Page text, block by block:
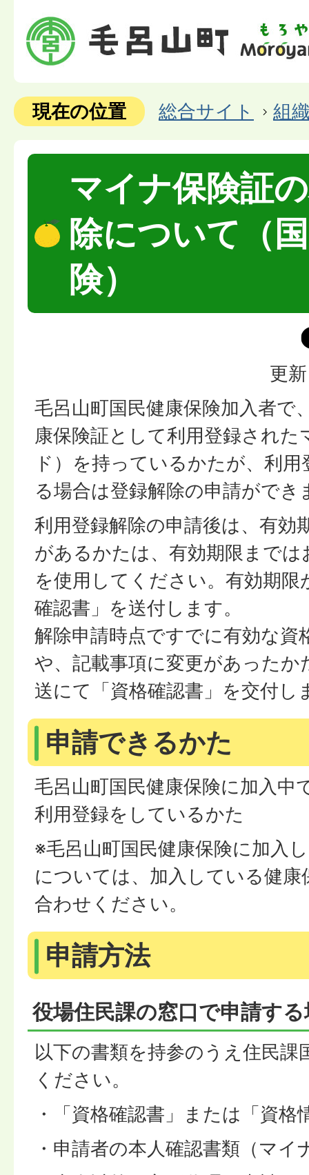
現在の位置 総合サイト 組
マイナ保険証
除について（
険）
更
毛呂山町国民健康保険加入者で
康保険証として利用登録された
ド）を持っているかたが、利
る場合は登録解除の申請ができ
利用登録解除の申請後は、有効
があるかたは、有効期限までは
を使用してください。有効期限
確認書」を送付します。
解除申請時点ですでに有効な資
や、記載事項に変更があったか
送にて「資格確認書」を交付し
申請できるかた
毛呂山町国民健康保険に加入中
利用登録をしているかた
※毛呂山町国民健康保険に加入
については、加入している健康
合わせください。
申請方法
役場住民課の窓口で申請す
以下の書類を持参のうえ住民課
ください。
・「資格確認書」または「資格
・申請者の本人確認書類（マ